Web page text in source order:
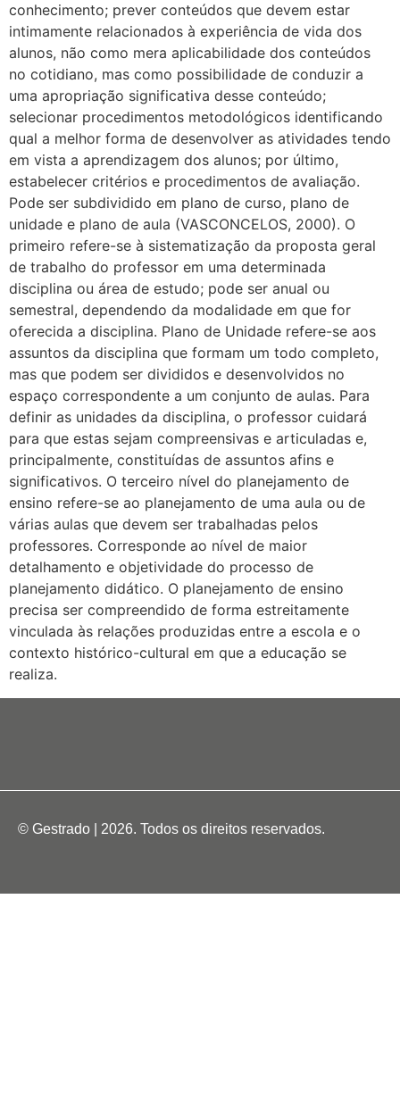
conhecimento; prever conteúdos que devem estar
intimamente relacionados à experiência de vida dos
alunos, não como mera aplicabilidade dos conteúdos
no cotidiano, mas como possibilidade de conduzir a
uma apropriação significativa desse conteúdo;
selecionar procedimentos metodológicos identificando
qual a melhor forma de desenvolver as atividades tendo
em vista a aprendizagem dos alunos; por último,
estabelecer critérios e procedimentos de avaliação.
Pode ser subdividido em plano de curso, plano de
unidade e plano de aula (VASCONCELOS, 2000). O
primeiro refere-se à sistematização da proposta geral
de trabalho do professor em uma determinada
disciplina ou área de estudo; pode ser anual ou
semestral, dependendo da modalidade em que for
oferecida a disciplina. Plano de Unidade refere-se aos
assuntos da disciplina que formam um todo completo,
mas que podem ser divididos e desenvolvidos no
espaço correspondente a um conjunto de aulas. Para
definir as unidades da disciplina, o professor cuidará
para que estas sejam compreensivas e articuladas e,
principalmente, constituídas de assuntos afins e
significativos. O terceiro nível do planejamento de
ensino refere-se ao planejamento de uma aula ou de
várias aulas que devem ser trabalhadas pelos
professores. Corresponde ao nível de maior
detalhamento e objetividade do processo de
planejamento didático. O planejamento de ensino
precisa ser compreendido de forma estreitamente
vinculada às relações produzidas entre a escola e o
contexto histórico-cultural em que a educação se
realiza.
© Gestrado | 2026. Todos os direitos reservados.